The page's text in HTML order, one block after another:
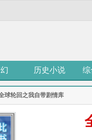
历史小说 综
球轮回之我自带剧情库